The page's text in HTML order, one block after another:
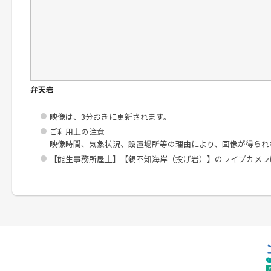
弁天岩
映像は、3分おきに更新されます。
ご利用上の注意
映像時間、気象状況、設置場所等の理由により、画像が得ら
【能生事務所屋上】【親不知海岸（投げ岩）】のライブカ